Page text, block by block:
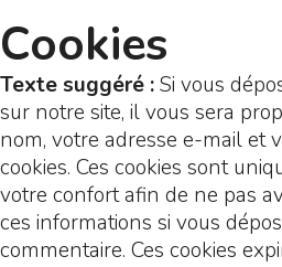
Cookies
Texte suggéré :Si vous
sur notre site, il vous sera
nom, votre adresse e-mail et
cookies. Ces cookies sont
votre confort afin de ne pas
ces informations si vous
commentaire. Ces cookies